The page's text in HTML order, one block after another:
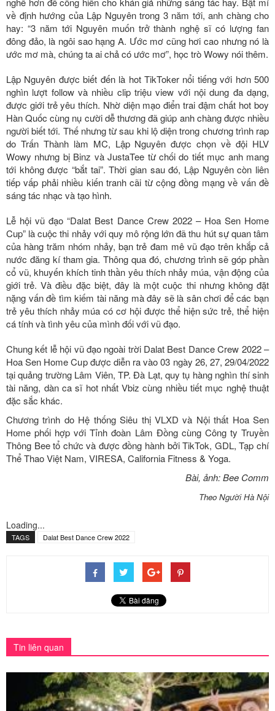
về định hướng của Lập Nguyên trong 3 năm tới, anh chàng cho
hay: “3 năm tới Nguyên muốn trở thành nghệ sĩ có lượng fan
đông đảo, là ngôi sao hạng A. Ước mơ cũng hơi cao nhưng nó là
ước mơ mà, chúng ta ai chả có ước mơ”, học trò Wowy nói thêm.
Lập Nguyên được biết đến là hot TikToker nổi tiếng với hơn 500
nghìn lượt follow và nhiều clip triệu view với nội dung đa dạng,
được giới trẻ yêu thích. Nhờ diện mạo điển trai đậm chất hot boy
Hàn Quốc cùng nụ cười dễ thương đã giúp anh chàng được nhiều
người biết tới. Thế nhưng từ sau khi lộ diện trong chương trình rap
do Trấn Thành làm MC, Lập Nguyên được chọn về đội HLV
Wowy nhưng bị Binz và JustaTee từ chối do tiết mục anh mang
tới không được “bắt tai”. Thời gian sau đó, Lập Nguyên còn liên
tiếp vấp phải nhiều kiến tranh cãi từ cộng đồng mạng về vấn đề
sáng tác nhạc và tạo hình.
Lễ hội vũ đạo “Dalat Best Dance Crew 2022 – Hoa Sen Home
Cup” là cuộc thi nhảy với quy mô rộng lớn đã thu hút sự quan tâm
của hàng trăm nhóm nhảy, bạn trẻ đam mê vũ đạo trên khắp cả
nước đăng kí tham gia. Thông qua đó, chương trình sẽ góp phần
cổ vũ, khuyến khích tinh thần yêu thích nhảy múa, vận động của
giới trẻ. Và điều đặc biệt, đây là một cuộc thi nhưng không đặt
nặng vấn đề tìm kiếm tài năng mà đây sẽ là sân chơi để các bạn
trẻ yêu thích nhảy múa có cơ hội được thể hiện sức trẻ, thể hiện
cá tính và tình yêu của mình đối với vũ đạo.
Chung kết lễ hội vũ đạo ngoài trời Dalat Best Dance Crew 2022 –
Hoa Sen Home Cup được diễn ra vào 03 ngày 26, 27, 29/04/2022
tại quảng trường Lâm Viên, TP. Đà Lạt, quy tụ hàng nghìn thí sinh
tài năng, dàn ca sĩ hot nhất Vbiz cùng nhiều tiết mục nghệ thuật
đặc sắc khác.
Chương trình do Hệ thống Siêu thị VLXD và Nội thất Hoa Sen
Home phối hợp với Tỉnh đoàn Lâm Đồng cùng Công ty Truyền
Thông Bee tổ chức và được đồng hành bởi TikTok, GDL, Tạp chí
Thể Thao Việt Nam, VIRESA, California Fitness & Yoga.
Bài, ảnh: Bee Comm
Theo Người Hà Nội
Loading...
TAGS Dalat Best Dance Crew 2022
Tin liên quan